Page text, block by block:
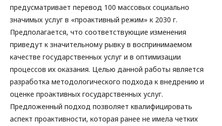
предусматривает перевод 100 массовых социально
значимых услуг в «проактивный режим» к 2030 г.
Предполагается, что соответствующие изменения
приведут к значительному рывку в воспринимаемом
качестве государственных услуг и в оптимизации
процессов их оказания. Целью данной работы является
разработка методологического подхода к внедрению и
оценке проактивных государственных услуг.
Предложенный подход позволяет квалифицировать
аспект проактивности, которая ранее не имела четких